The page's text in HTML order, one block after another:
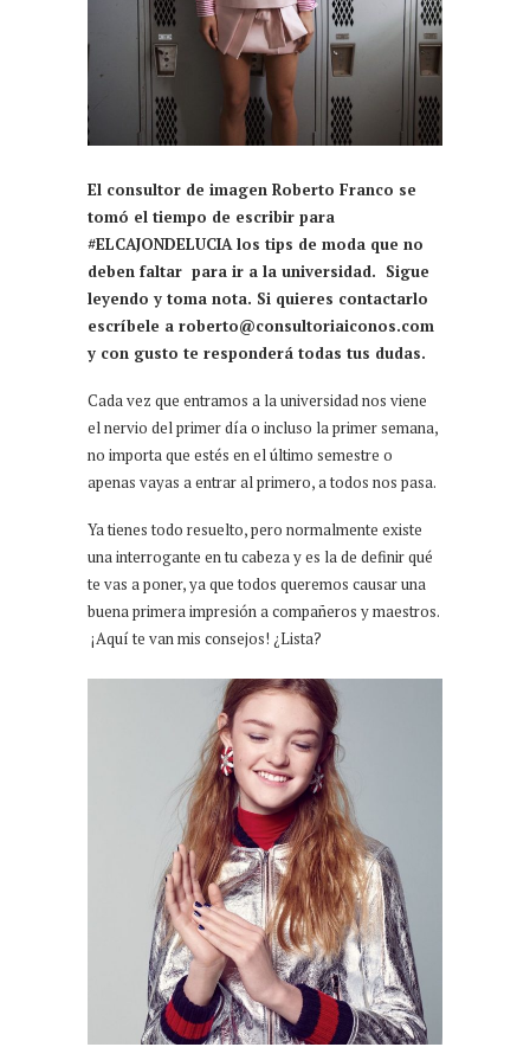
El consultor de imagen Roberto Franco se
tomó el tiempo de escribir para
#ELCAJONDELUCIA los tips de moda que no
deben faltar para ir a la universidad. Sigue
leyendo y toma nota. Si quieres contactarlo
escríbele a roberto@consultoriaiconos.com
y con gusto te responderá todas tus dudas.
Cada vez que entramos a la universidad nos viene
el nervio del primer día o incluso la primer semana,
no importa que estés en el último semestre o
apenas vayas a entrar al primero, a todos nos pasa.
Ya tienes todo resuelto, pero normalmente existe
una interrogante en tu cabeza y es la de definir qué
te vas a poner, ya que todos queremos causar una
buena primera impresión a compañeros y maestros.
¡Aquí te van mis consejos! ¿Lista?